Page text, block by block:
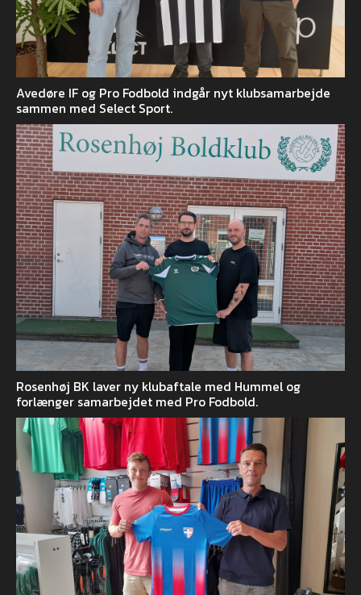
Avedøre IF og Pro Fodbold indgår nyt klubsamarbejde
sammen med Select Sport.
Rosenhøj BK laver ny klubaftale med Hummel og
forlænger samarbejdet med Pro Fodbold.